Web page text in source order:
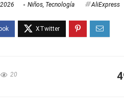
Niños, Tecnología AliExpress
20